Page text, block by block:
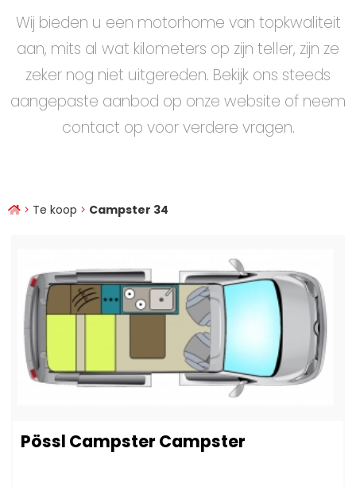
Wij bieden u een motorhome van topkwaliteit
aan, mits al wat kilometers op zijn teller, zijn ze
zeker nog niet uitgereden. Bekijk ons steeds
aangepaste aanbod op onze website of neem
contact op voor verdere vragen.
Te koop Campster 34
Pössl Campster Campster